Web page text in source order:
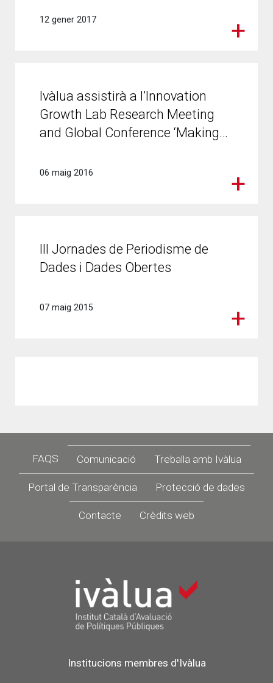
12 gener 2017
Ivàlua assistirà a l’Innovation
Growth Lab Research Meeting
and Global Conference ‘Making…
06 maig 2016
III Jornades de Periodisme de
Dades i Dades Obertes
07 maig 2015
Footer
FAQS Comunicació Treballa amb Ivàlua
Portal de Transparència Protecció de dades
Contacte Crèdits web
Institucions membres d'Ivàlua